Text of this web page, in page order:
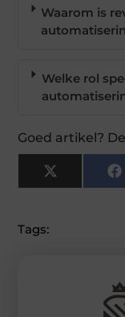
Waarom is
Welke rol
Goed artikel?
X
(Twitter)
Tags: